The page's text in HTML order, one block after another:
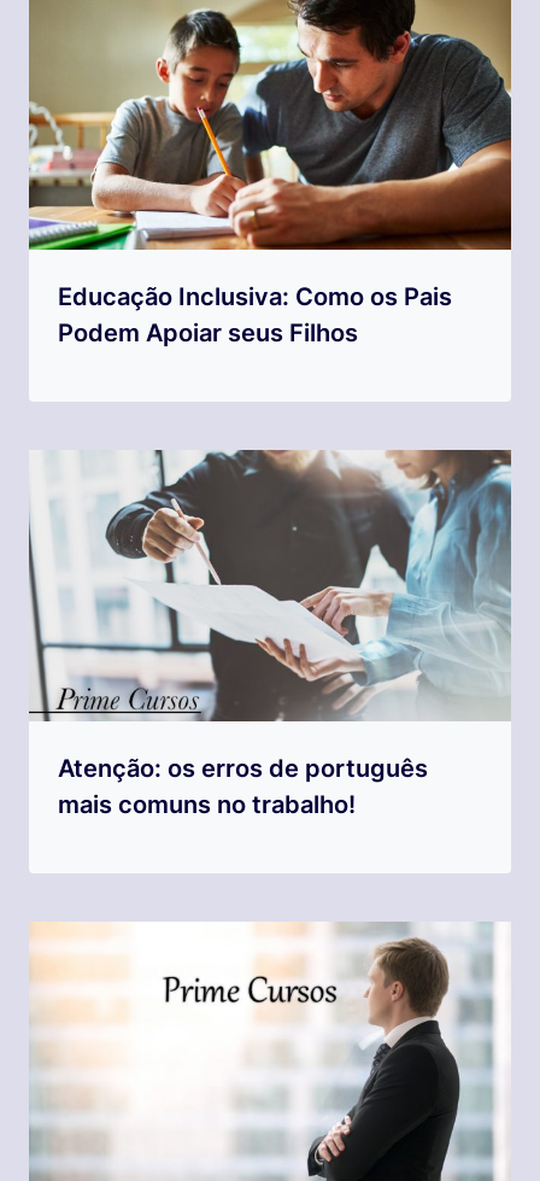
Educação Inclusiva: Como os Pais
Podem Apoiar seus Filhos
Atenção: os erros de português
mais comuns no trabalho!